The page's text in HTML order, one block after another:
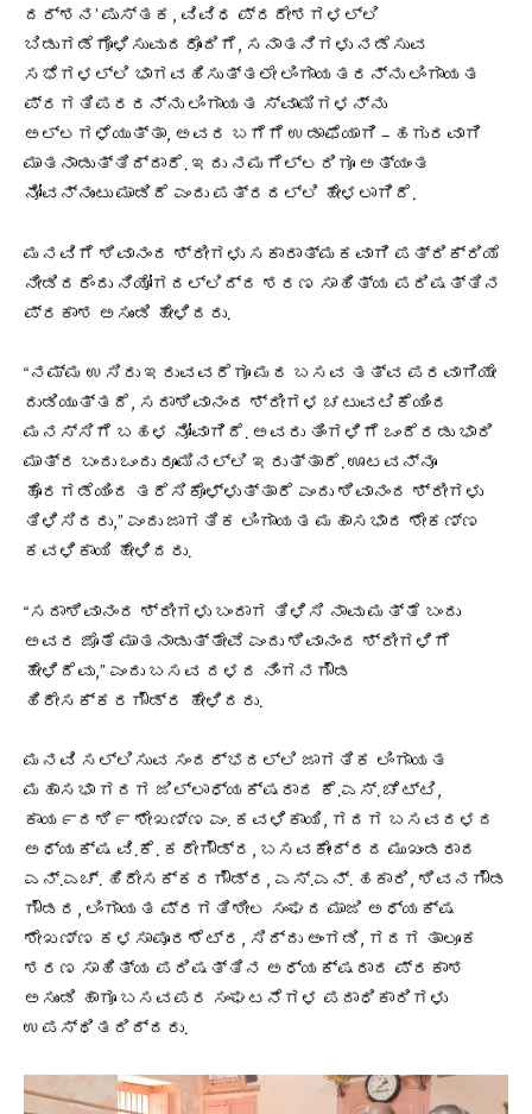
ದರ್ಶನ’ ಪುಸ್ತಕ, ವಿವಿಧ ಪ್ರದೇಶಗಳಲ್ಲಿ
ಬಿಡುಗಡೆಗೊಳಿಸುವುದರೊಂದಿಗೆ, ಸನಾತನಿಗಳು ನಡೆಸುವ
ಸಭೆಗಳಲ್ಲಿ ಭಾಗವಹಿಸುತ್ತಲೇ ಲಿಂಗಾಯತರನ್ನು ಲಿಂಗಾಯತ
ಪ್ರಗತಿಪರರನ್ನು ಲಿಂಗಾಯತ ಸ್ವಾಮಿಗಳನ್ನು
ಅಲ್ಲಗಳೆಯುತ್ತಾ, ಅವರ ಬಗೆಗೆ ಉಡಾಫೆಯಾಗಿ – ಹಗುರವಾಗಿ
ಮಾತನಾಡುತ್ತಿದ್ದಾರೆ. ಇದು ನಮಗೆಲ್ಲರಿಗೂ ಅತ್ಯಂತ
ನೋವನ್ನುಂಟು ಮಾಡಿದೆ ಎಂದು ಪತ್ರದಲ್ಲಿ ಹೇಳಲಾಗಿದೆ.
ಮನವಿಗೆ ಶಿವಾನಂದ ಶ್ರೀಗಳು ಸಕಾರಾತ್ಮಕವಾಗಿ ಪತ್ರಿಕ್ರಿಯೆ
ನೀಡಿದರೆಂದು ನಿಯೋಗದಲ್ಲಿದ್ದ ಶರಣ ಸಾಹಿತ್ಯ ಪರಿಷತ್ತಿನ
ಪ್ರಕಾಶ ಅಸುಂಡಿ ಹೇಳಿದರು.
“ನಮ್ಮ ಉಸಿರು ಇರುವವರೆಗೂ ಮಠ ಬಸವ ತತ್ವ ಪರವಾಗಿಯೇ
ದುಡಿಯುತ್ತದೆ, ಸದಾಶಿವಾನಂದ ಶ್ರೀಗಳ ಚಟುವಟಿಕೆಯಿಂದ
ಮನಸ್ಸಿಗೆ ಬಹಳ ನೋವಾಗಿದೆ. ಅವರು ತಿಂಗಳಿಗೆ ಒಂದೆರಡು ಭಾರಿ
ಮಾತ್ರ ಬಂದು ಒಂದು ರೂಮಿನಲ್ಲಿ ಇರುತ್ತಾರೆ. ಊಟವನ್ನೂ
ಹೊರಗಡೆಯಿಂದ ತರೆಸಿಕೊಳ್ಳುತ್ತಾರೆ ಎಂದು ಶಿವಾನಂದ ಶ್ರೀಗಳು
ತಿಳಿಸಿದರು,” ಎಂದು ಜಾಗತಿಕ ಲಿಂಗಾಯತ ಮಹಾಸಭಾದ ಶೇಕಣ್ಣ
ಕವಳಿಕಾಯಿ ಹೇಳಿದರು.
“ಸದಾಶಿವಾನಂದ ಶ್ರೀಗಳು ಬಂದಾಗ ತಿಳಿಸಿ ನಾವು ಮತ್ತೆ ಬಂದು
ಅವರ ಜೊತೆ ಮಾತನಾಡುತ್ತೇವೆ ಎಂದು ಶಿವಾನಂದ ಶ್ರೀಗಳಿಗೆ
ಹೇಳಿದೆವು,” ಎಂದು ಬಸವ ದಳದ ನಿಂಗನಗೌಡ
ಹಿರೇಸಕ್ಕರಗೌಡ್ರ ಹೇಳಿದರು.
ಮನವಿ ಸಲ್ಲಿಸುವ ಸಂದರ್ಭದಲ್ಲಿ ಜಾಗತಿಕ ಲಿಂಗಾಯತ
ಮಹಾಸಭಾ ಗದಗ ಜಿಲ್ಲಾಧ್ಯಕ್ಷರಾದ ಕೆ.ಎಸ್. ಚೆಟ್ಟಿ,
ಕಾಯ೯ದಶಿ೯ ಶೇಖಣ್ಣ ಎಂ. ಕವಳಿಕಾಯಿ, ಗದಗ ಬಸವದಳದ
ಅಧ್ಯಕ್ಷ ವಿ.ಕೆ. ಕರೇಗೌಡ್ರ, ಬಸವಕೇಂದ್ರದ ಮುಖಂಡರಾದ
ಎನ್.ಎಚ್. ಹಿರೇಸಕ್ಕರಗೌಡ್ರ, ಎಸ್.ಎನ್. ಹಕಾರಿ, ಶಿವನಗೌಡ
ಗೌಡರ, ಲಿಂಗಾಯತ ಪ್ರಗತಿಶೀಲ ಸಂಘದ ಮಾಜಿ ಅಧ್ಯಕ್ಷ
ಶೇಖಣ್ಣ ಕಳಸಾಪೂರಶೆಟ್ರ, ಸಿದ್ದು ಅಂಗಡಿ, ಗದಗ ತಾಲೂಕ
ಶರಣ ಸಾಹಿತ್ಯ ಪರಿಷತ್ತಿನ ಅಧ್ಯಕ್ಷರಾದ ಪ್ರಕಾಶ
ಅಸುಂಡಿ ಹಾಗೂ ಬಸವಪರ ಸಂಘಟನೆಗಳ ಪದಾಧಿಕಾರಿಗಳು
ಉಪಸ್ಥಿತರಿದ್ದರು.